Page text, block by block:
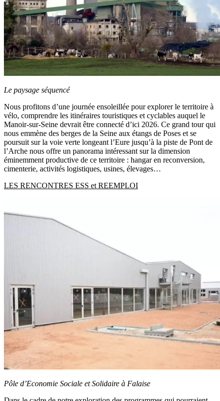
Le paysage séquencé
Nous profitons d’une journée ensoleillée pour explorer le territoire à
vélo, comprendre les itinéraires touristiques et cyclables auquel le
Manoir-sur-Seine devrait être connecté d’ici 2026. Ce grand tour qui
nous emmène des berges de la Seine aux étangs de Poses et se
poursuit sur la voie verte longeant l’Eure jusqu’à la piste de Pont de
l’Arche nous offre un panorama intéressant sur la dimension
éminemment productive de ce territoire : hangar en reconversion,
cimenterie, activités logistiques, usines, élevages…
LES RENCONTRES ESS et REEMPLOI
Pôle d’Economie Sociale et Solidaire à Falaise